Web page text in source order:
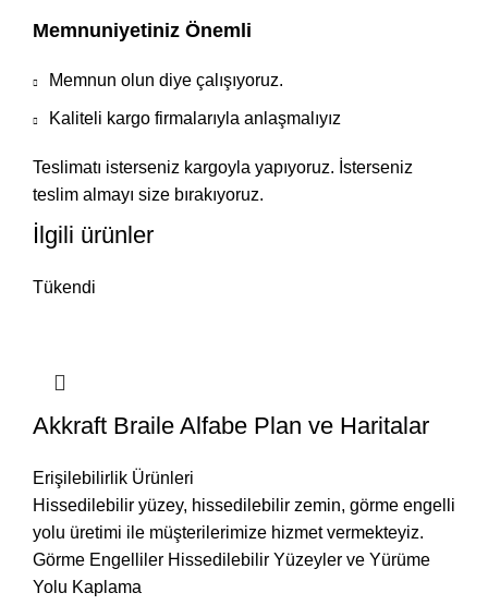
Memnuniyetiniz Önemli
Memnun olun diye çalışıyoruz.
Kaliteli kargo firmalarıyla anlaşmalıyız
Teslimatı isterseniz kargoyla yapıyoruz. İsterseniz
teslim almayı size bırakıyoruz.
İlgili ürünler
Tükendi
Akkraft Braile Alfabe Plan ve Haritalar
Erişilebilirlik Ürünleri
Hissedilebilir yüzey, hissedilebilir zemin, görme engelli
yolu üretimi ile müşterilerimize hizmet vermekteyiz.
Görme Engelliler Hissedilebilir Yüzeyler ve Yürüme
Yolu Kaplama